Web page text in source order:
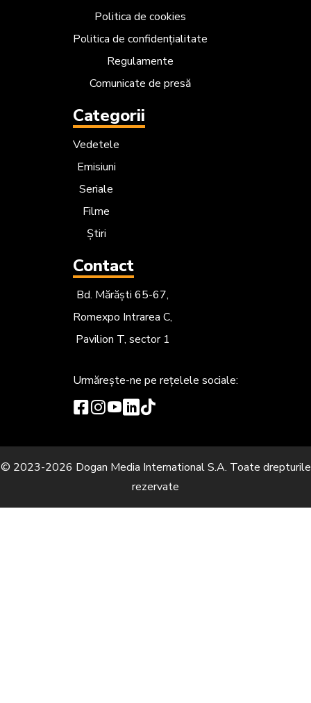
Politica de cookies
Politica de confidențialitate
Regulamente
Comunicate de presă
Categorii
Vedetele
Emisiuni
Seriale
Filme
Știri
Contact
Bd. Mărăști 65-67,
Romexpo Intrarea C,
Pavilion T, sector 1
Urmărește-ne pe rețelele sociale:
© 2023-2026 Dogan Media International S.A. Toate drepturile
rezervate